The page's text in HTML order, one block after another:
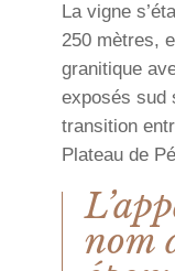
La vigne
250 mètres,
granitique
exposés sud
transition
Plateau de
nom